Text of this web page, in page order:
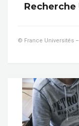
© France Universités